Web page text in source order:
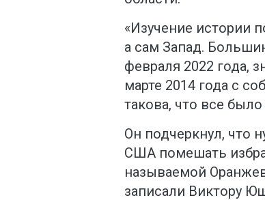
«Изучение истории
а сам Запад.
февраля 2022 года,
марте 2014 года с
такова, что все
Он подчеркнул, что
США помешать
называемой
записали Виктору